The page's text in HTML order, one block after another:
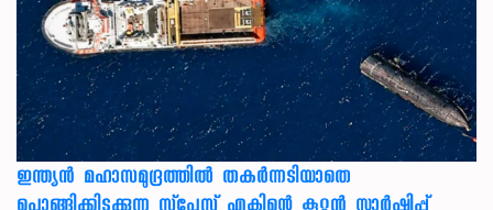
ഇന്ത്യൻ മഹാസമുദ്രത്തിൽ തകർന്നടിയാതെ